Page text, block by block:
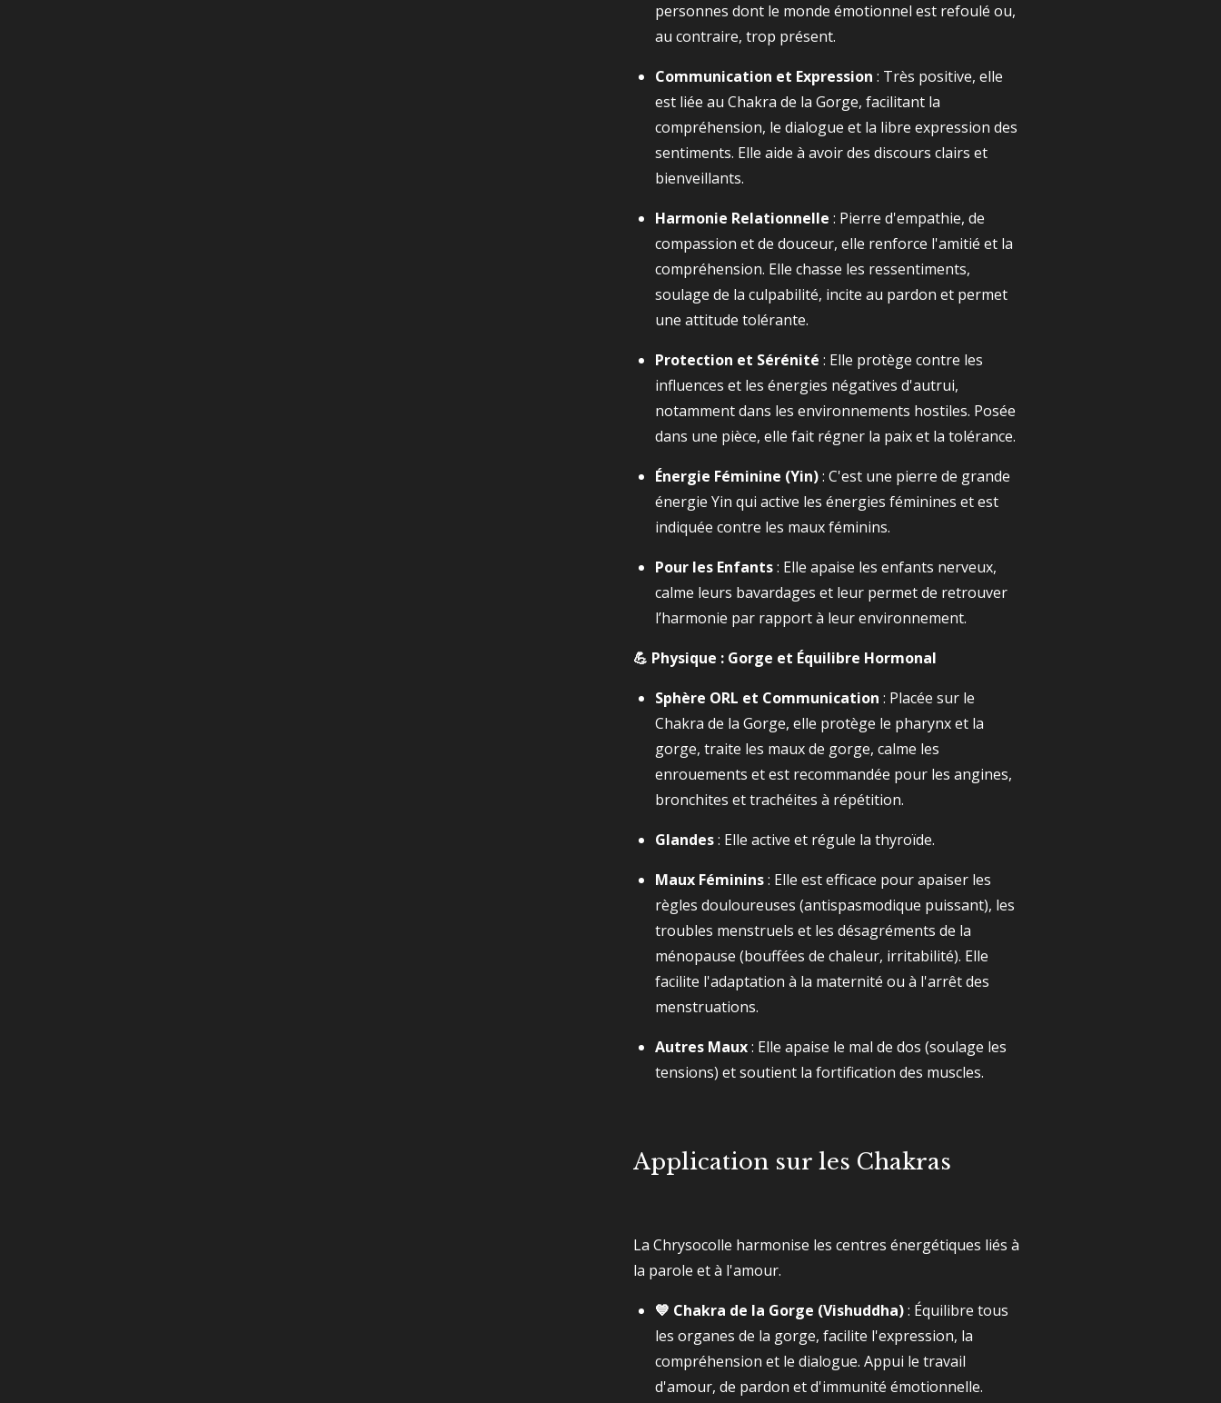
personnes dont le monde émotionnel est refoulé ou,
au contraire, trop présent.
Communication et Expression : Très positive, elle
est liée au Chakra de la Gorge, facilitant la
compréhension, le dialogue et la libre expression des
sentiments. Elle aide à avoir des discours clairs et
bienveillants.
Harmonie Relationnelle : Pierre d'empathie, de
compassion et de douceur, elle renforce l'amitié et la
compréhension. Elle chasse les ressentiments,
soulage de la culpabilité, incite au pardon et permet
une attitude tolérante.
Protection et Sérénité : Elle protège contre les
influences et les énergies négatives d'autrui,
notamment dans les environnements hostiles. Posée
dans une pièce, elle fait régner la paix et la tolérance.
Énergie Féminine (Yin): C'est une pierre de grande
énergie Yin qui active les énergies féminines et est
indiquée contre les maux féminins.
Pour les Enfants: Elle apaise les enfants nerveux,
calme leurs bavardages et leur permet de retrouver
l’harmonie par rapport à leur environnement.
💪 Physique : Gorge et Équilibre Hormonal
Sphère ORL et Communication : Placée sur le
Chakra de la Gorge, elle protège le pharynx et la
gorge, traite les maux de gorge, calme les
enrouements et est recommandée pour les angines,
bronchites et trachéites à répétition.
Glandes: Elle active et régule la thyroïde.
Maux Féminins: Elle est efficace pour apaiser les
règles douloureuses (antispasmodique puissant), les
troubles menstruels et les désagréments de la
ménopause (bouffées de chaleur, irritabilité). Elle
facilite l'adaptation à la maternité ou à l'arrêt des
menstruations.
Autres Maux: Elle apaise le mal de dos (soulage les
tensions) et soutient la fortification des muscles.
Application sur les Chakras
La Chrysocolle harmonise les centres énergétiques liés à
la parole et à l'amour.
💙 Chakra de la Gorge (Vishuddha): Équilibre tous
les organes de la gorge, facilite l'expression, la
compréhension et le dialogue. Appui le travail
d'amour, de pardon et d'immunité émotionnelle.